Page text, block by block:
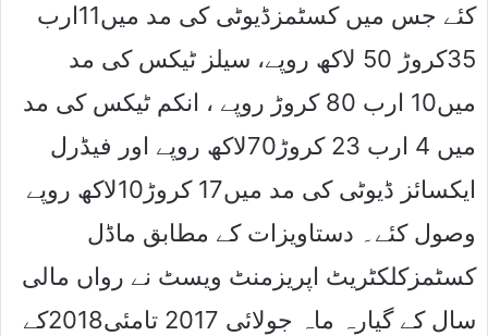
کئے جس میں کسٹمزڈیوٹی کی مد میں11ارب
35کروڑ 50 لاکھ روپے، سیلز ٹیکس کی مد
میں10 ارب 80 کروڑ روپے ، انکم ٹیکس کی مد
میں 4 ارب 23 کروڑ70لاکھ روپے اور فیڈرل
ایکسائز ڈیوٹی کی مد میں17 کروڑ10لاکھ روپے
وصول کئے۔ دستاویزات کے مطابق ماڈل
کسٹمزکلکٹریٹ اپریزمنٹ ویسٹ نے رواں مالی
سال کے گیارہ ماہ جولائی 2017 تامئی2018کے